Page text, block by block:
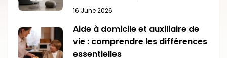
16 June 2026
Aide à domicile et auxiliaire de
vie : comprendre les différences
essentielles